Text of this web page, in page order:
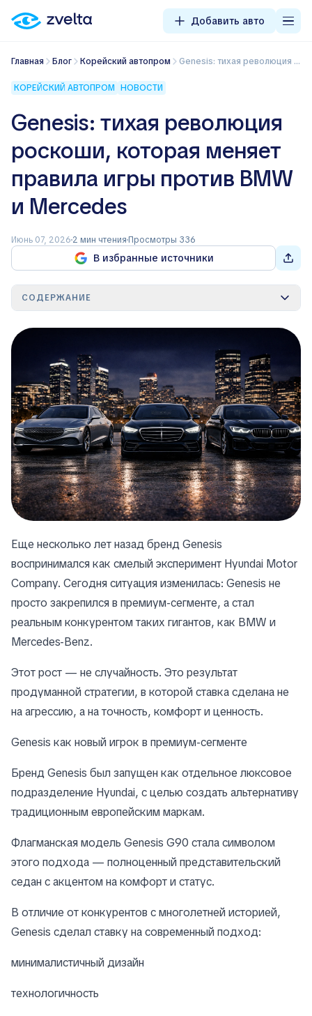
Добавить авто
Главная Блог Корейский автопром Genesis: тихая революция роскоши, которая меняет правила игры против BMW и Mercedes
КОРЕЙСКИЙ АВТОПРОМ НОВОСТИ
Genesis: тихая революция
роскоши, которая меняет
правила игры против BMW
и Mercedes
Июнь 07, 2026 2 мин чтения Просмотры 336
В избранные источники
СОДЕРЖАНИЕ
Еще несколько лет назад бренд Genesis
воспринимался как смелый эксперимент Hyundai Motor
Company. Сегодня ситуация изменилась: Genesis не
просто закрепился в премиум-сегменте, а стал
реальным конкурентом таких гигантов, как BMW и
Mercedes-Benz.
Этот рост — не случайность. Это результат
продуманной стратегии, в которой ставка сделана не
на агрессию, а на точность, комфорт и ценность.
Genesis как новый игрок в премиум-сегменте
Бренд Genesis был запущен как отдельное люксовое
подразделение Hyundai, с целью создать альтернативу
традиционным европейским маркам.
Флагманская модель Genesis G90 стала символом
этого подхода — полноценный представительский
седан с акцентом на комфорт и статус.
В отличие от конкурентов с многолетней историей,
Genesis сделал ставку на современный подход:
минималистичный дизайн
технологичность